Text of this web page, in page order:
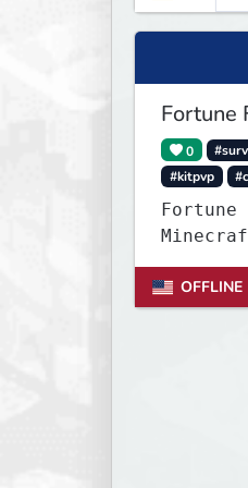
Fortune
0
#kitpvp
growth
OFFLINE